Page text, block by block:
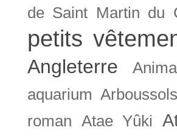
de Saint Martin du
petits
Angleterre
aquarium Arboussols
roman Atae Yûki